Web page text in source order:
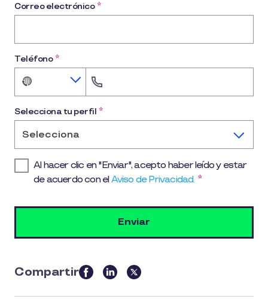
Correo electrónico *
Teléfono *
No
selected
Selecciona tu perfil *
Selecciona
Al hacer clic en "Enviar", acepto haber leído y estar
de acuerdo con elAviso de Privacidad. *
Compartir
this